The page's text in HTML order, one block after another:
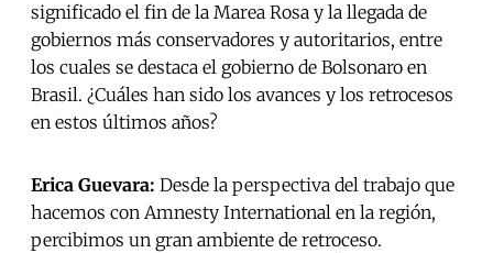
significado el fin de la Marea Rosa y la llegada de
gobiernos más conservadores y autoritarios, entre
los cuales se destaca el gobierno de Bolsonaro en
Brasil. ¿Cuáles han sido los avances y los retrocesos
en estos últimos años?
Erica Guevara: Desde la perspectiva del trabajo que
hacemos con Amnesty International en la región,
percibimos un gran ambiente de retroceso.